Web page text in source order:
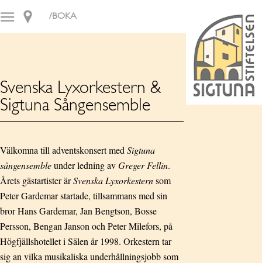
/BOKA
Svenska Lyxorkestern &
Sigtuna Sångensemble
Välkomna till adventskonsert med Sigtuna
sångensembleunder ledning avGreger Fellin.
Årets gästartister ärSvenska Lyxorkesternsom
Peter Gardemar startade, tillsammans med sin
bror Hans Gardemar, Jan Bengtson, Bosse
Persson, Bengan Janson och Peter Milefors, på
Högfjällshotellet i Sälen år 1998. Orkestern tar
sig an vilka musikaliska underhållningsjobb som